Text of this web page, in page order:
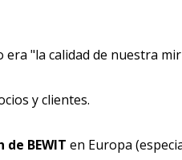
"la calidad de nuestra
y clientes.
BEWIT en Europa